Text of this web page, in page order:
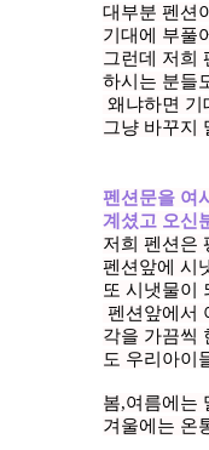
대부분 펜션
기대에 부풀
그런데 저희
하시는 분들
왜냐하면 기
그냥 바꾸지
펜션문을 여
계셨고 오신
저희 펜션은
펜션앞에 시
또 시냇물이
펜션앞에서
각을 가끔씩
도 우리아이
봄,여름에는
겨울에는 온